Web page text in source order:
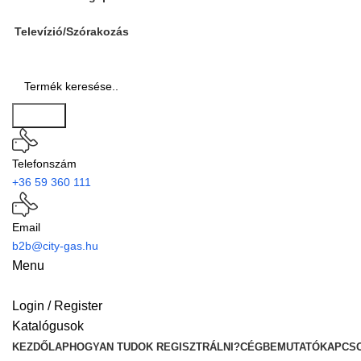
Televízió/Szórakozás
Telefonszám
+36 59 360 111
Email
b2b@city-gas.hu
Menu
Login / Register
Katalógusok
KEZDŐLAPHOGYAN TUDOK REGISZTRÁLNI?CÉGBEMUTATÓ